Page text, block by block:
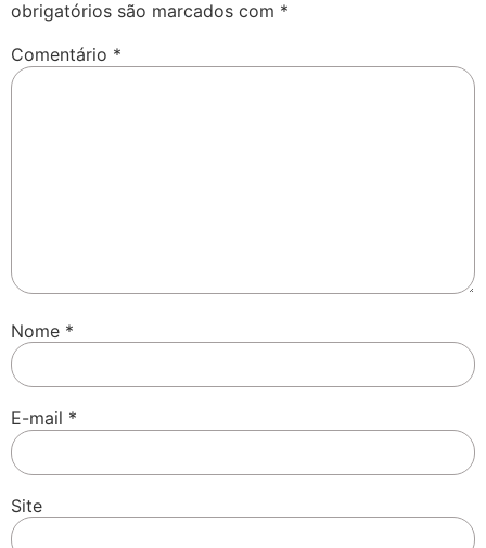
obrigatórios são marcados com *
Comentário *
Nome *
E-mail *
Site